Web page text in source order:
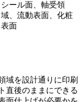
シール面、軸受領
域、流動表面、化粧
表面
域を設計通りに印刷
直後のままにできる